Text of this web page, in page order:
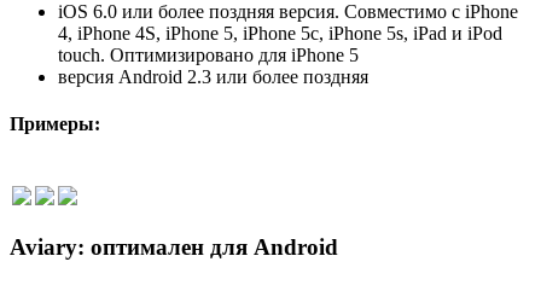
iOS 6.0 или более поздняя версия. Совместимо с iPhone
4, iPhone 4S, iPhone 5, iPhone 5c, iPhone 5s, iPad и iPod
touch. Оптимизировано для iPhone 5
версия Android 2.3 или более поздняя
Примеры:
Aviary: оптимален для Android